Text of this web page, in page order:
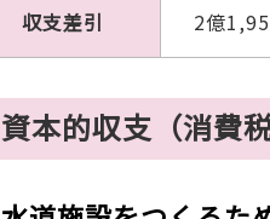
収支差引 2億
資本的収支（消費税